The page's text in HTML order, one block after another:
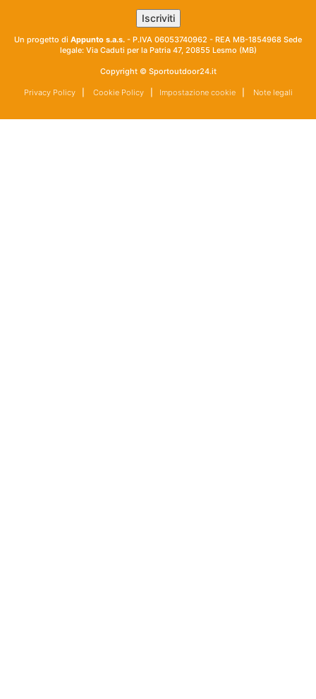
Un progetto di Appunto s.a.s. - P.IVA 06053740962 - REA MB-1854968 Sede
legale: Via Caduti per la Patria 47, 20855 Lesmo (MB)
Copyright © Sportoutdoor24.it
Privacy Policy| Cookie Policy| Impostazione cookie| Note legali